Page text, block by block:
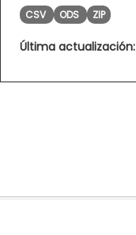
CSV ODS ZIP
Última actualización: